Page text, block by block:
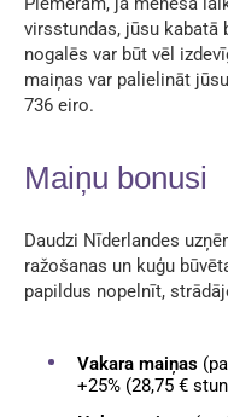
virsstundas, jūsu kabatā
nogalēs var būt vēl
maiņas var palielināt
736 eiro.
Maiņu bonusi
Daudzi Nīderlandes
ražošanas un kuģu
papildus nopelnīt,
Vakara maiņas
+25% (28,75 €